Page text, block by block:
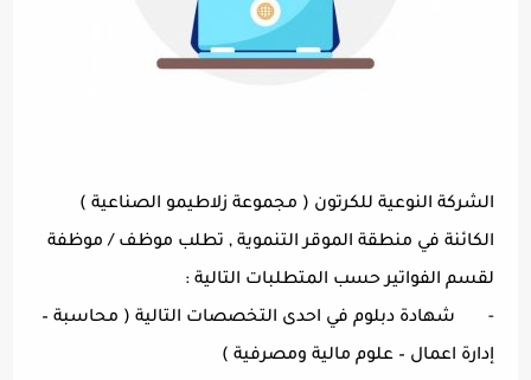
الشركة النوعية للكرتون ( مجموعة زلاطيمو الصناعية )
الكائنة في منطقة الموقر التنموية , تطلب موظف / موظفة
لقسم الفواتير حسب المتطلبات التالية :
- شهادة دبلوم في احدى التخصصات التالية ( محاسبة –
إدارة اعمال – علوم مالية ومصرفية )